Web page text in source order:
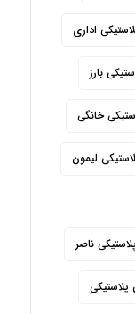
اداری
بارز
خانگی
لیمون
ناصر